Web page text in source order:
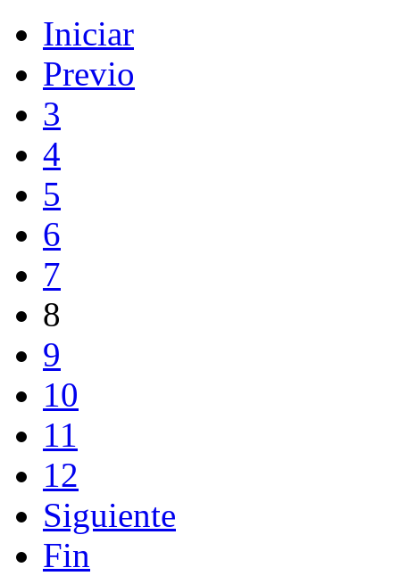
Iniciar
Previo
3
4
5
6
7
8
9
10
11
12
Siguiente
Fin